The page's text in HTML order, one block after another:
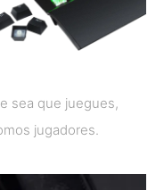
sea que juegues,
jugadores.